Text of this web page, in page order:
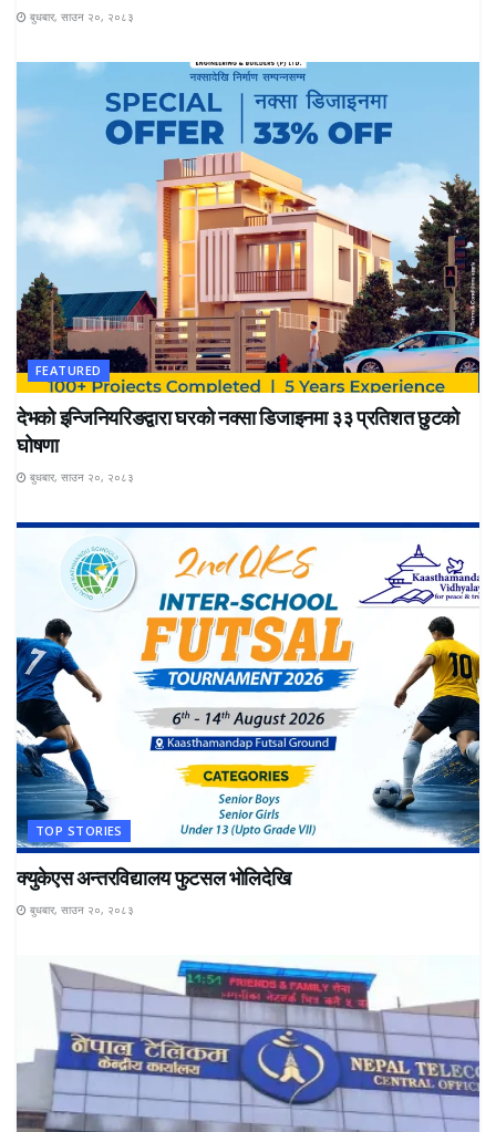
बुधबार, साउन २०, २०८३
FEATURED
देभको इन्जिनियरिङद्वारा घरको नक्सा डिजाइनमा ३३ प्रतिशत छुटको
घोषणा
बुधबार, साउन २०, २०८३
TOP STORIES
क्युकेएस अन्तरविद्यालय फुटसल भोलिदेखि
बुधबार, साउन २०, २०८३